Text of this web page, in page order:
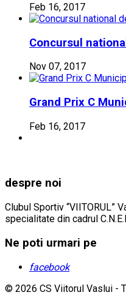
Feb 16, 2017
Concursul
Nov 07, 2017
Grand Prix C
Feb 16, 2017
despre noi
Clubul Sportiv “VIITORUL”
specialitate din cadrul
Ne poti urmari pe
facebook
© 2026 CS Viitorul Vaslui -